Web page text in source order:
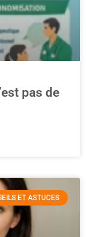
pas de
ET ASTUCES